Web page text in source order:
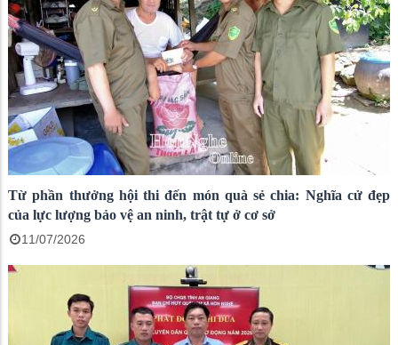
Từ phần thưởng hội thi đến món quà sẻ chia: Nghĩa cử đẹp
của lực lượng bảo vệ an ninh, trật tự ở cơ sở
11/07/2026